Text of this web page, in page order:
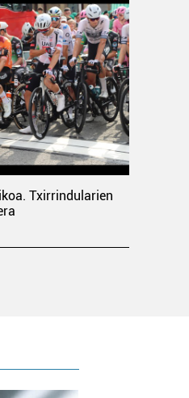
Txirrindularien